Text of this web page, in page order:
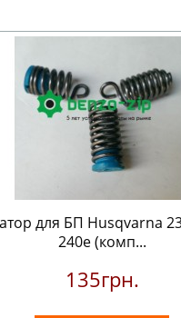
для БП Husqvarna
240е (комп...
135грн.